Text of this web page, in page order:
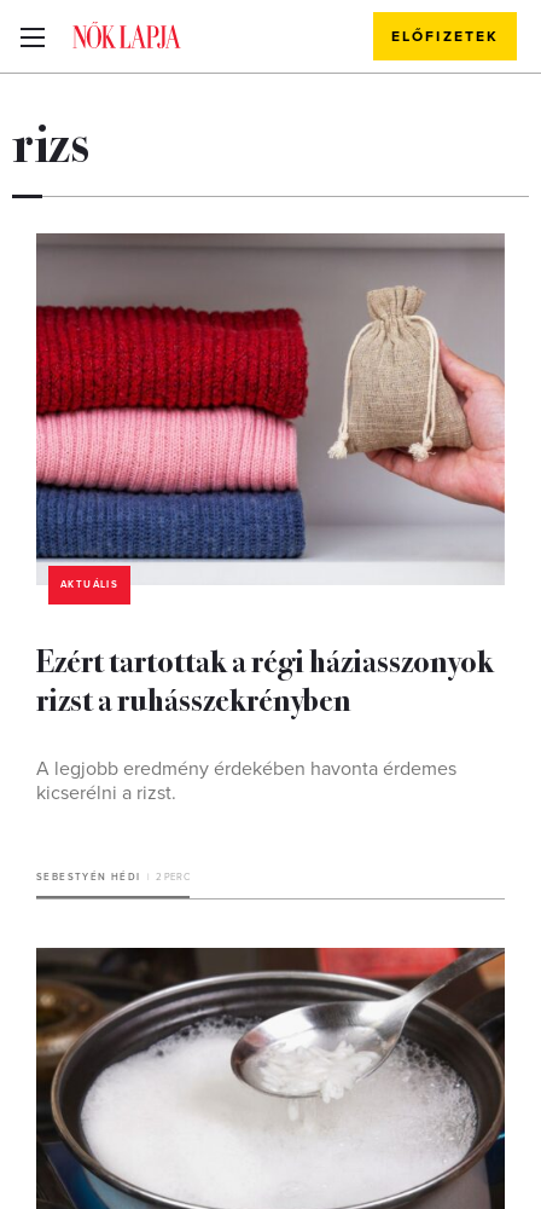
ELŐFIZETEK
rizs
AKTUÁLIS
Ezért tartottak a régi háziasszonyok
rizst a ruhásszekrényben
A legjobb eredmény érdekében havonta érdemes
kicserélni a rizst.
SEBESTYÉN HÉDI 2 PERC